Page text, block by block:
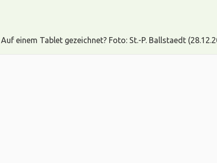
einem Tablet gezeichnet? Foto: St.-P. Ballstaedt